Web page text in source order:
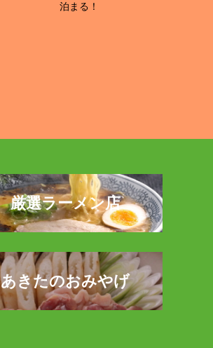
泊まる！
厳選ラーメン店
あきたのおみやげ